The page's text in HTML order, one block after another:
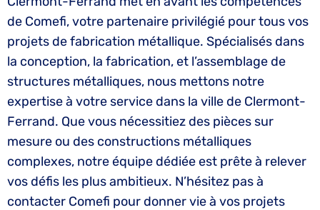
de Comefi, votre partenaire privilégié pour tous vos
projets de fabrication métallique. Spécialisés dans
la conception, la fabrication, et l’assemblage de
structures métalliques, nous mettons notre
expertise à votre service dans la ville de Clermont-
Ferrand. Que vous nécessitiez des pièces sur
mesure ou des constructions métalliques
complexes, notre équipe dédiée est prête à relever
vos défis les plus ambitieux. N’hésitez pas à
contacter Comefi pour donner vie à vos projets